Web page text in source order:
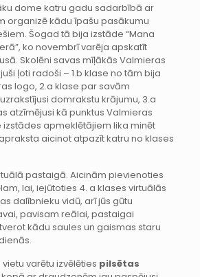
dome katru gadu sadarbībā ar
organizē kādu īpašu pasākumu
Šogad tā bija izstāde “Mana
ko novembrī varēja apskatīt
Skolēni savas mīļākās Valmieras
ļoti radoši – 1.b klase no tām bija
logo, 2.a klase par savām
domrakstu krājumu, 3.a
atzīmējusi kā punktus Valmieras
izstādes apmeklētājiem lika minēt
aicinot atpazīt katru no klases
pastaigā. Aicinām pievienoties
lai, iejūtoties 4. a klases virtuālās
dalībnieku vidū, arī jūs gūtu
pavisam reālai, pastaigai
kādu saules un gaismas staru
varētu izvēlēties pilsētas